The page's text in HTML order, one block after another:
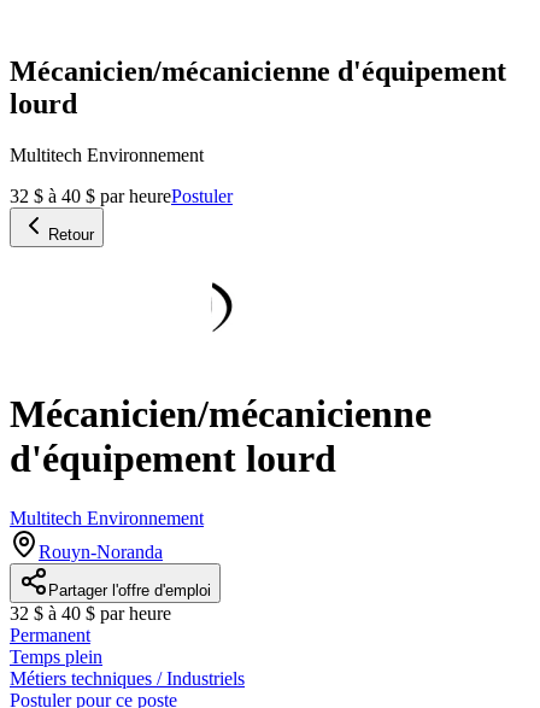
Mécanicien/mécanicienne d'équipement
lourd
Multitech Environnement
32 $ à 40 $ par heurePostuler
Retour
Mécanicien/mécanicienne
d'équipement lourd
Multitech Environnement
Rouyn-Noranda
Partager l'offre d'emploi
32 $ à 40 $ par heure
Permanent
Temps plein
Métiers techniques / Industriels
Postuler pour ce poste